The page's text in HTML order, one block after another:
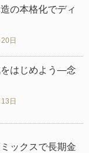
の本格化でディ
日
はじめよう―念
日
ックスで長期金